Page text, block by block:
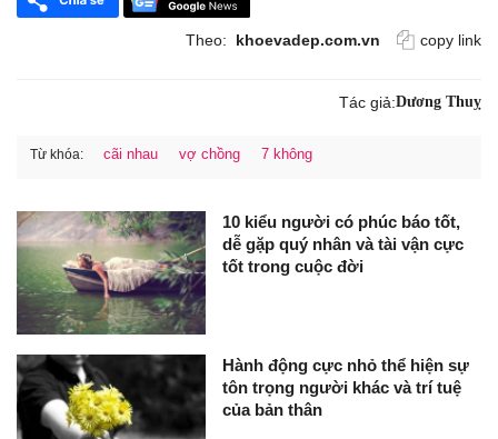
Theo: khoevadep.com.vn copy link
Tác giả:Dương Thuỵ
Từ khóa: cãi nhau vợ chồng 7 không
10 kiểu người có phúc báo tốt,
dễ gặp quý nhân và tài vận cực
tốt trong cuộc đời
Hành động cực nhỏ thể hiện sự
tôn trọng người khác và trí tuệ
của bản thân